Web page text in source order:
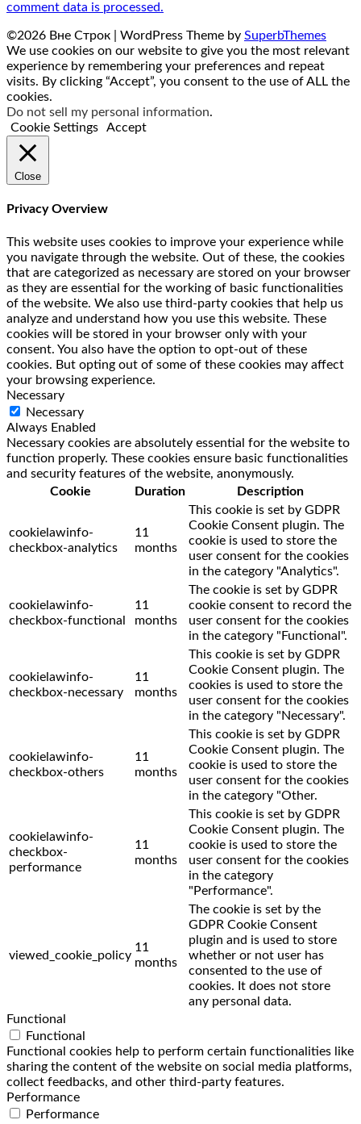
comment data is processed.
©2026 Вне Строк | WordPress Theme by SuperbThemes
We use cookies on our website to give you the most relevant
experience by remembering your preferences and repeat
visits. By clicking “Accept”, you consent to the use of ALL the
cookies.
Do not sell my personal information.
Cookie Settings
Accept
Close
Privacy Overview
This website uses cookies to improve your experience while
you navigate through the website. Out of these, the cookies
that are categorized as necessary are stored on your browser
as they are essential for the working of basic functionalities
of the website. We also use third-party cookies that help us
analyze and understand how you use this website. These
cookies will be stored in your browser only with your
consent. You also have the option to opt-out of these
cookies. But opting out of some of these cookies may affect
your browsing experience.
Necessary
Necessary
Always Enabled
Necessary cookies are absolutely essential for the website to
function properly. These cookies ensure basic functionalities
and security features of the website, anonymously.
Cookie
Duration Description
cookielawinfo-
checkbox-analytics
11
months
This cookie is set by GDPR
Cookie Consent plugin. The
cookie is used to store the
user consent for the cookies
in the category "Analytics".
cookielawinfo-
checkbox-functional
11
months
The cookie is set by GDPR
cookie consent to record the
user consent for the cookies
in the category "Functional".
cookielawinfo-
checkbox-necessary
11
months
This cookie is set by GDPR
Cookie Consent plugin. The
cookies is used to store the
user consent for the cookies
in the category "Necessary".
cookielawinfo-
checkbox-others
11
months
This cookie is set by GDPR
Cookie Consent plugin. The
cookie is used to store the
user consent for the cookies
in the category "Other.
cookielawinfo-
checkbox-
performance
11
months
This cookie is set by GDPR
Cookie Consent plugin. The
cookie is used to store the
user consent for the cookies
in the category
"Performance".
viewed_cookie_policy
11
months
The cookie is set by the
GDPR Cookie Consent
plugin and is used to store
whether or not user has
consented to the use of
cookies. It does not store
any personal data.
Functional
Functional
Functional cookies help to perform certain functionalities like
sharing the content of the website on social media platforms,
collect feedbacks, and other third-party features.
Performance
Performance